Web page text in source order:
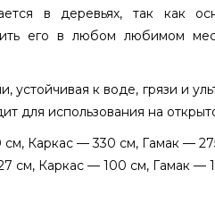
в деревьях, так как
его в любом любимом
устойчивая к воде, грязи и
для использования на
Каркас — 330 см, Гамак —
см, Каркас — 100 см, Гамак —